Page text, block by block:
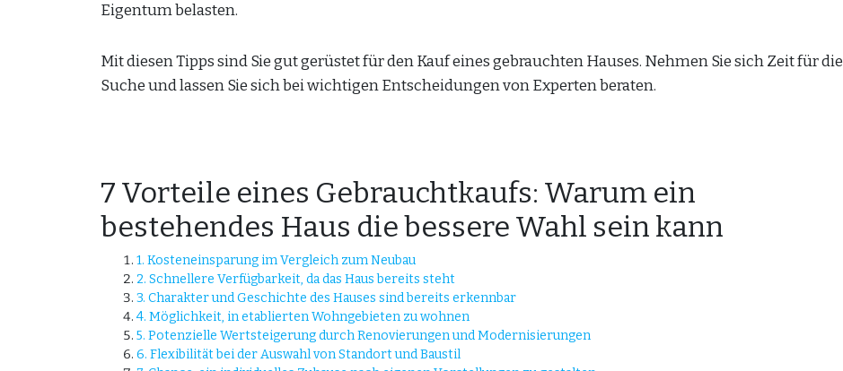
Eigentum belasten.
Mit diesen Tipps sind Sie gut gerüstet für den Kauf eines gebrauchten Hauses. Nehmen Sie sich Zeit für die
Suche und lassen Sie sich bei wichtigen Entscheidungen von Experten beraten.
7 Vorteile eines Gebrauchtkaufs: Warum ein
bestehendes Haus die bessere Wahl sein kann
1. Kosteneinsparung im Vergleich zum Neubau
2. Schnellere Verfügbarkeit, da das Haus bereits steht
3. Charakter und Geschichte des Hauses sind bereits erkennbar
4. Möglichkeit, in etablierten Wohngebieten zu wohnen
5. Potenzielle Wertsteigerung durch Renovierungen und Modernisierungen
6. Flexibilität bei der Auswahl von Standort und Baustil